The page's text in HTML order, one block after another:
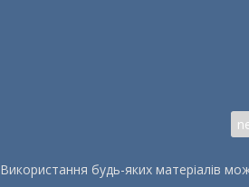
Використання будь-яких матеріалів